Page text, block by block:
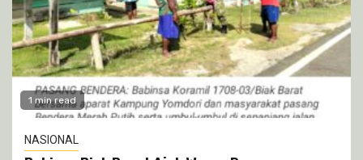
1 min read
NASIONAL